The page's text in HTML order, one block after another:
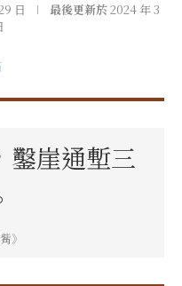
日 最後更新於2024 年 3
鑿崖通塹三
》